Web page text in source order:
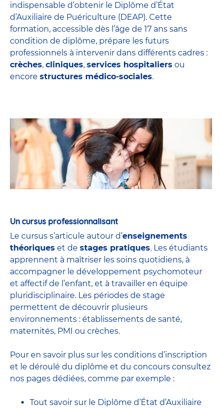
indispensable d’obtenir le Diplôme d’État
d’Auxiliaire de Puériculture (DEAP). Cette
formation, accessible dès l’âge de 17 ans sans
condition de diplôme, prépare les futurs
professionnels à intervenir dans différents cadres :
crèches, cliniques, services hospitaliers ou
encore structures médico-sociales.
Un cursus professionnalisant
Le cursus s’articule autour d’enseignements
théoriques et de stages pratiques. Les étudiants
apprennent à maîtriser les soins quotidiens, à
accompagner le développement psychomoteur
et affectif de l’enfant, et à travailler en équipe
pluridisciplinaire. Les périodes de stage
permettent de découvrir plusieurs
environnements : établissements de santé,
maternités, PMI ou crèches.
Pour en savoir plus sur les conditions d’inscription
et le déroulé du diplôme et du concours consultez
nos pages dédiées, comme par exemple :
Tout savoir sur le Diplôme d’État d’Auxiliaire